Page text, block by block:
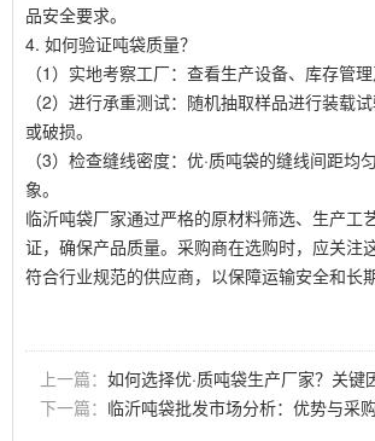
品安全要求。
4. 如何验证吨袋质量？
（1）实地考察工厂：查看生产设备、库存管理
（2）进行承重测试：随机抽取样品进行装载
或破损。
（3）检查缝线密度：优·质吨袋的缝线间距均
象。
临沂吨袋厂家通过严格的原材料筛选、生产工
证，确保产品质量。采购商在选购时，应关注
符合行业规范的供应商，以保障运输安全和长
上一篇： 如何选择优·质吨袋生产厂家？关键
下一篇： 临沂吨袋批发市场分析：优势与采